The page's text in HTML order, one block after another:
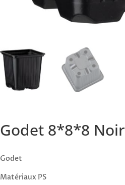
Godet 8*8*8 Noir
Godet
Matériaux PS